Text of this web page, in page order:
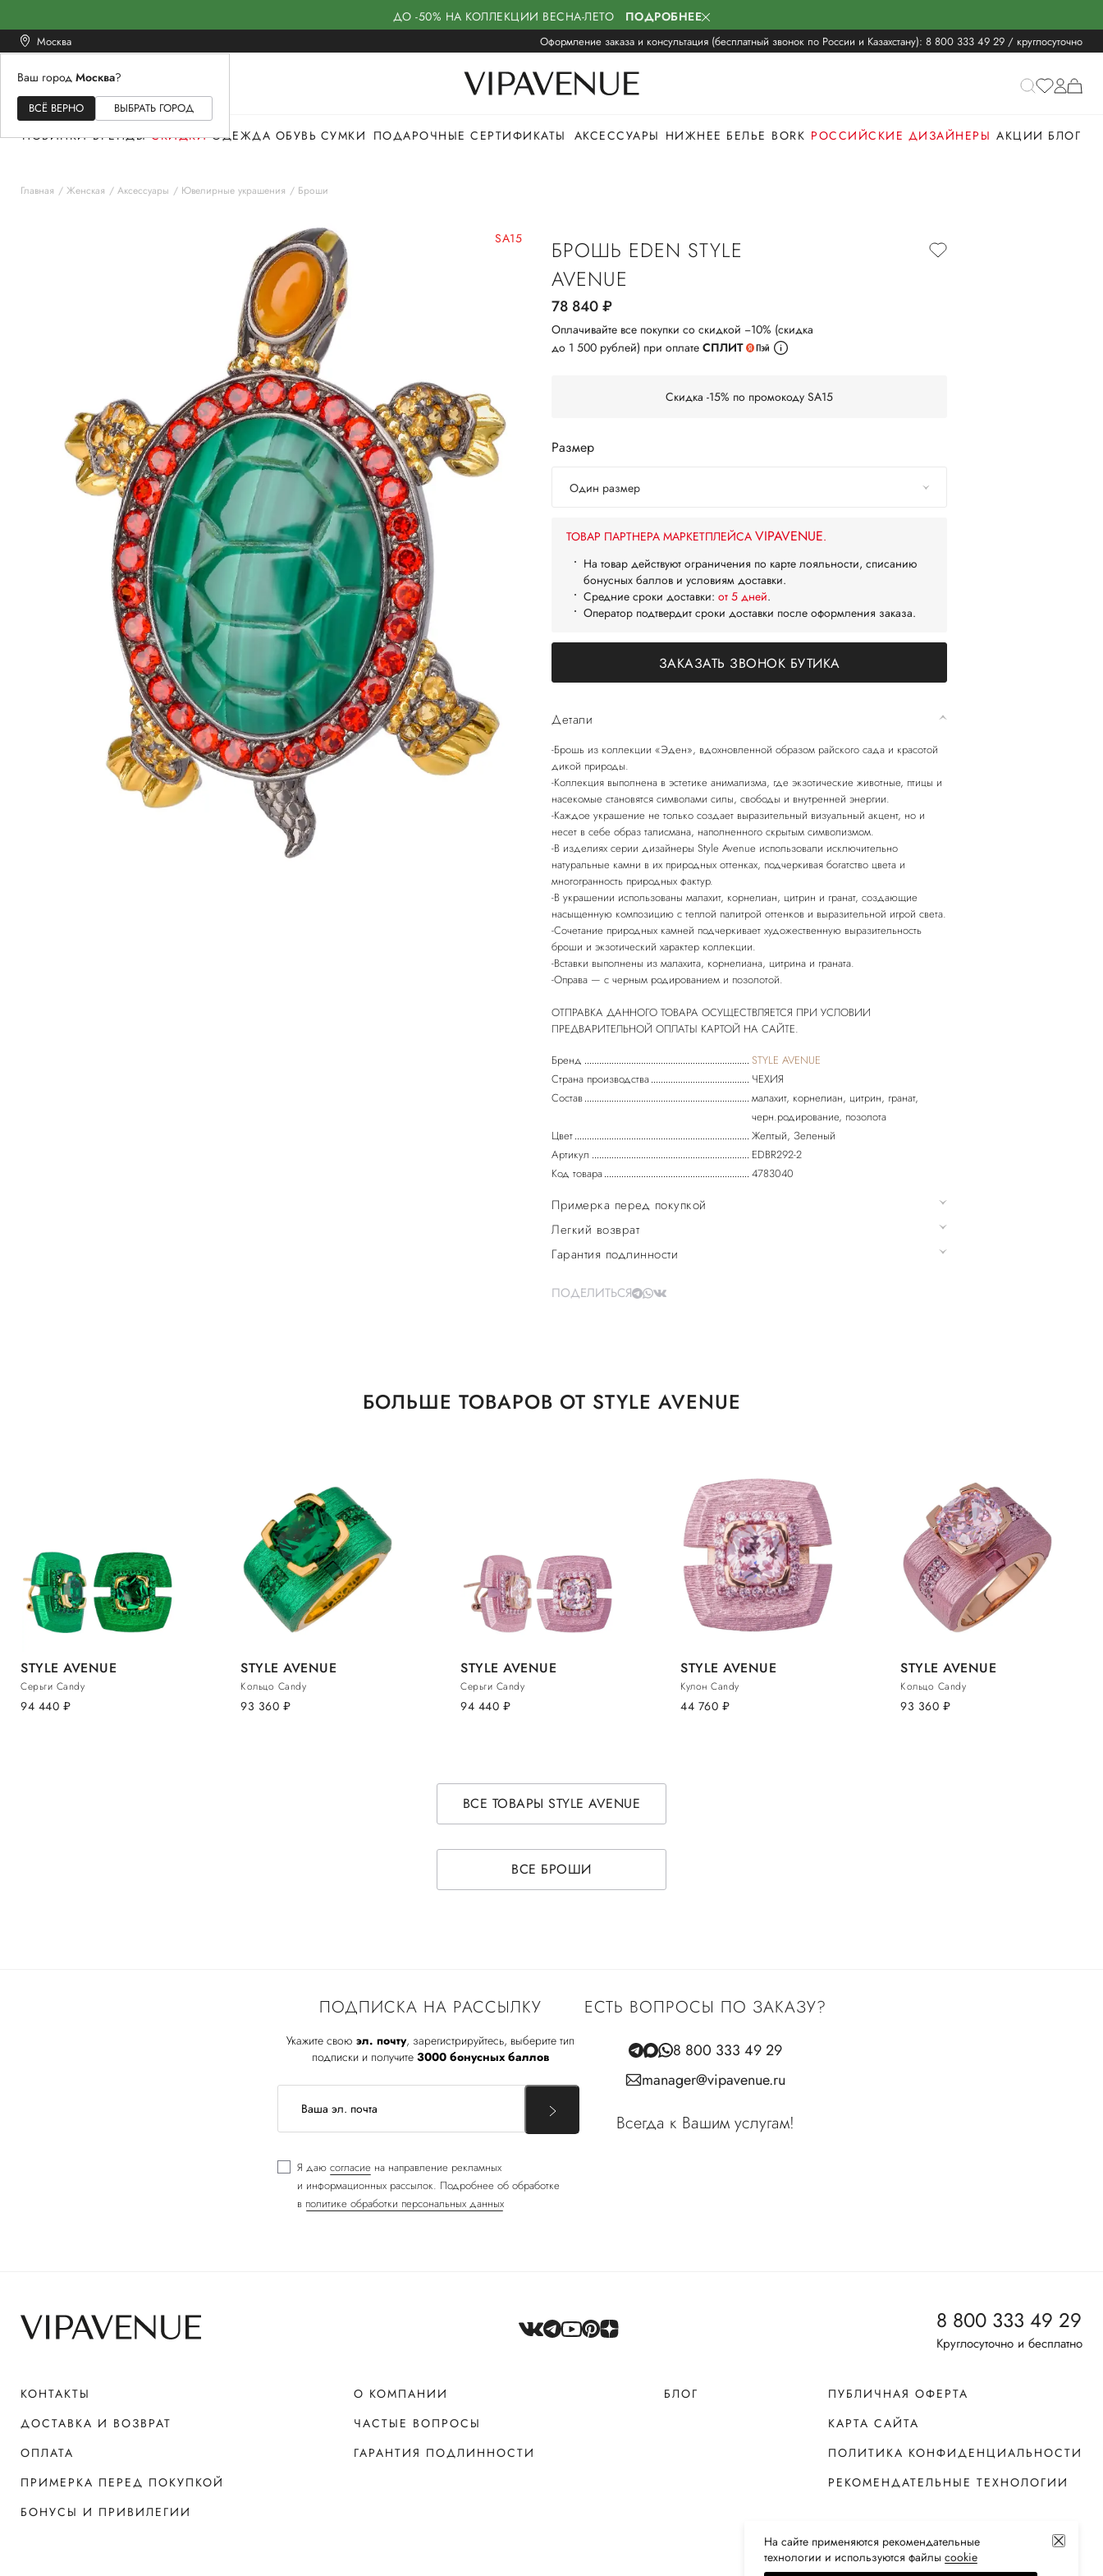
ДО -50% НА КОЛЛЕКЦИИ ВЕСНА-ЛЕТО ПОДРОБНЕЕ
Москва Оформление заказа и консультация (бесплатный звонок по России и Казахстану): 8 800 333 49 29 / круглосуточно
Ваш город Москва?
ВСЁ ВЕРНО ВЫБРАТЬ ГОРОД
ЖЕНСКОЕМУЖСКОЕ
НОВИНКИ БРЕНДЫ СКИДКИ ОДЕЖДА ОБУВЬ СУМКИ ПОДАРОЧНЫЕ СЕРТИФИКАТЫ АКСЕССУАРЫ НИЖНЕЕ БЕЛЬЕ BORK РОССИЙСКИЕ ДИЗАЙНЕРЫ АКЦИИ БЛОГ
Главная Женская Аксессуары Ювелирные украшения Броши
SA15
БРОШЬ EDEN STYLE
AVENUE
78 840руб.
Оплачивайте все покупки со скидкой −10% (скидка
до 1 500 рублей) при оплате СПЛИТ
Скидка -15% по промокоду SA15
Размер
Один размер
ТОВАР ПАРТНЕРА МАРКЕТПЛЕЙСА VIPAVENUE.
На товар действуют ограничения по карте лояльности, списанию
бонусных баллов и условиям доставки.
Средние сроки доставки: от 5 дней.
Оператор подтвердит сроки доставки после оформления заказа.
ЗАКАЗАТЬ ЗВОНОК БУТИКА
Детали
-Брошь из коллекции «Эден», вдохновленной образом райского сада и красотой
дикой природы.
-Коллекция выполнена в эстетике анимализма, где экзотические животные, птицы и
насекомые становятся символами силы, свободы и внутренней энергии.
-Каждое украшение не только создает выразительный визуальный акцент, но и
несет в себе образ талисмана, наполненного скрытым символизмом.
-В изделиях серии дизайнеры Style Avenue использовали исключительно
натуральные камни в их природных оттенках, подчеркивая богатство цвета и
многогранность природных фактур.
-В украшении использованы малахит, корнелиан, цитрин и гранат, создающие
насыщенную композицию с теплой палитрой оттенков и выразительной игрой света.
-Сочетание природных камней подчеркивает художественную выразительность
броши и экзотический характер коллекции.
-Вставки выполнены из малахита, корнелиана, цитрина и граната.
-Оправа — с черным родированием и позолотой.
ОТПРАВКА ДАННОГО ТОВАРА ОСУЩЕСТВЛЯЕТСЯ ПРИ УСЛОВИИ
Бренд
STYLE AVENUE
Страна производства
ЧЕХИЯ
Состав
малахит, корнелиан, цитрин, гранат,
черн.родирование, позолота
Цвет
Желтый, Зеленый
Артикул
EDBR292-2
Код товара
4783040
Примерка перед покупкой
Легкий возврат
Гарантия подлинности
ПОДЕЛИТЬСЯ
БОЛЬШЕ ТОВАРОВ ОТ STYLE AVENUE
STYLE AVENUE
Серьги Candy
94 440 руб.
STYLE AVENUE
Кольцо Candy
93 360 руб.
STYLE AVENUE
Серьги Candy
94 440 руб.
STYLE AVENUE
Кулон Candy
44 760 руб.
STYLE AVENUE
Кольцо Candy
93 360 руб.
ВСЕ ТОВАРЫ STYLE AVENUE
ВСЕ БРОШИ
ПОДПИСКА НА РАССЫЛКУ
Укажите свою эл. почту, зарегистрируйтесь, выберите тип
подписки и получите 3000 бонусных баллов
Я даю согласие на направление рекламных
и информационных рассылок. Подробнее об обработке
в политике обработки персональных данных
ЕСТЬ ВОПРОСЫ ПО ЗАКАЗУ?
8 800 333 49 29
manager@vipavenue.ru
Всегда к Вашим услугам!
8 800 333 49 29
Круглосуточно и бесплатно
КОНТАКТЫ
ДОСТАВКА И ВОЗВРАТ
ОПЛАТА
ПРИМЕРКА ПЕРЕД ПОКУПКОЙ
БОНУСЫ И ПРИВИЛЕГИИ
О КОМПАНИИ
ЧАСТЫЕ ВОПРОСЫ
ГАРАНТИЯ ПОДЛИННОСТИ
БЛОГ
ПУБЛИЧНАЯ ОФЕРТА
КАРТА САЙТА
ПОЛИТИКА КОНФИДЕНЦИАЛЬНОСТИ
РЕКОМЕНДАТЕЛЬНЫЕ ТЕХНОЛОГИИ
На сайте применяются рекомендательные
технологии и используются файлы сооkiе